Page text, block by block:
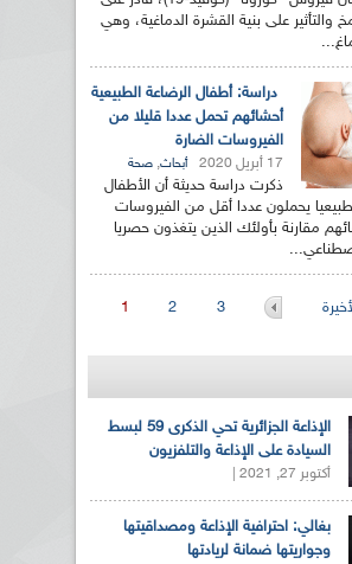
والتأثير على بنية القشرة الدماغية، وهي
دراسة: أطفال الرضاعة الطبيعية
أحشائهم تحمل عددا قليلا من
الفيروسات الضارة
17 أبريل 2020 أبحاث, صحة
ذكرت دراسة حديثة أن الأطفال
يحملون عددا أقل من الفيروسات
مقارنة بأولئك الذين يتغذون حصريا
1 2 3
الإذاعة الجزائرية تحي الذكرى 59 لبسط
السيادة على الإذاعة والتلفزيون
أكتوبر 27, 2021 |
بغالي: احترافية الإذاعة ومصداقيتها
وجواريتها ضمانة لريادتها